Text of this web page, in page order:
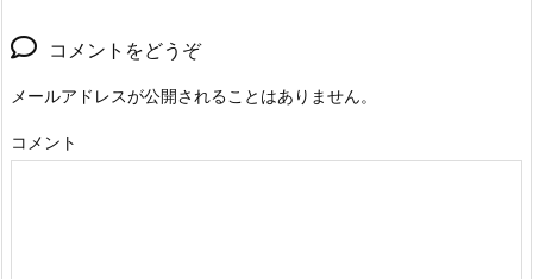
コメントをどうぞ
メールアドレスが公開されることはありません。
コメント